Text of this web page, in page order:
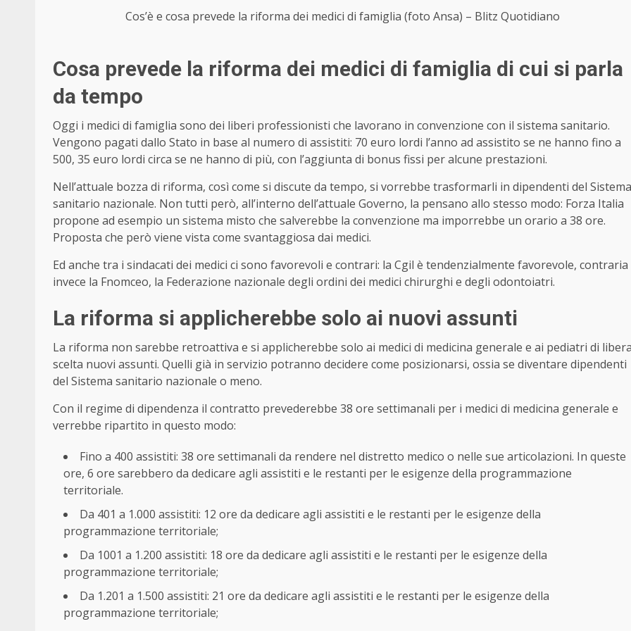
Cos’è e cosa prevede la riforma dei medici di famiglia (foto Ansa) – Blitz Quotidiano
Cosa prevede la riforma dei medici di famiglia di cui si parla
da tempo
Oggi i medici di famiglia sono dei liberi professionisti che lavorano in convenzione con il sistema sanitario.
Vengono pagati dallo Stato in base al numero di assistiti: 70 euro lordi l’anno ad assistito se ne hanno fino a
500, 35 euro lordi circa se ne hanno di più, con l’aggiunta di bonus fissi per alcune prestazioni.
Nell’attuale bozza di riforma, così come si discute da tempo, si vorrebbe trasformarli in dipendenti del Sistema
sanitario nazionale. Non tutti però, all’interno dell’attuale Governo, la pensano allo stesso modo: Forza Italia
propone ad esempio un sistema misto che salverebbe la convenzione ma imporrebbe un orario a 38 ore.
Proposta che però viene vista come svantaggiosa dai medici.
Ed anche tra i sindacati dei medici ci sono favorevoli e contrari: la Cgil è tendenzialmente favorevole, contraria
invece la Fnomceo, la Federazione nazionale degli ordini dei medici chirurghi e degli odontoiatri.
La riforma si applicherebbe solo ai nuovi assunti
La riforma non sarebbe retroattiva e si applicherebbe solo ai medici di medicina generale e ai pediatri di
scelta nuovi assunti. Quelli già in servizio potranno decidere come posizionarsi, ossia se diventare dipendenti
del Sistema sanitario nazionale o meno.
Con il regime di dipendenza il contratto prevederebbe 38 ore settimanali per i medici di medicina generale e
verrebbe ripartito in questo modo:
Fino a 400 assistiti: 38 ore settimanali da rendere nel distretto medico o nelle sue articolazioni. In queste
ore, 6 ore sarebbero da dedicare agli assistiti e le restanti per le esigenze della programmazione
territoriale.
Da 401 a 1.000 assistiti: 12 ore da dedicare agli assistiti e le restanti per le esigenze della
programmazione territoriale;
Da 1001 a 1.200 assistiti: 18 ore da dedicare agli assistiti e le restanti per le esigenze della
programmazione territoriale;
Da 1.201 a 1.500 assistiti: 21 ore da dedicare agli assistiti e le restanti per le esigenze della
programmazione territoriale;